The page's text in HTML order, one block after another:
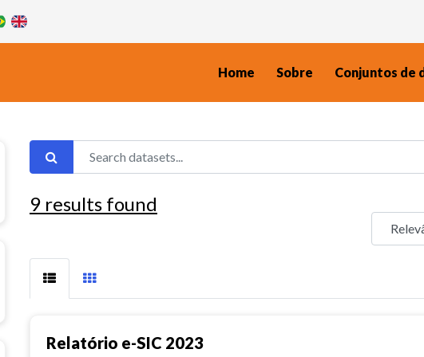
Home Sobre Conjuntos de
9 results found
Relatório e-SIC 2023